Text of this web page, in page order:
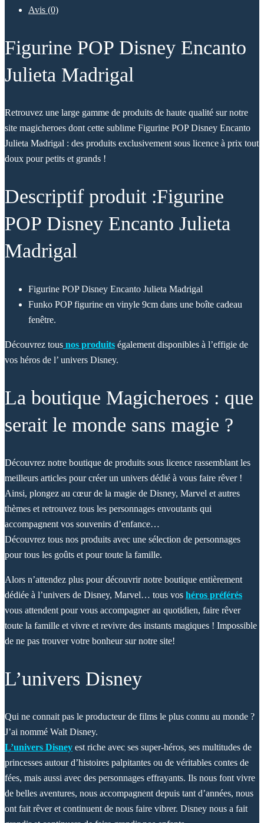
Avis (0)
Figurine POP Disney Encanto
Julieta Madrigal
Retrouvez une large gamme de produits de haute qualité sur notre
site magicheroes dont cette sublime Figurine POP Disney Encanto
Julieta Madrigal : des produits exclusivement sous licence à prix tout
doux pour petits et grands !
Descriptif produit :Figurine
POP Disney Encanto Julieta
Madrigal
Figurine POP Disney Encanto Julieta Madrigal
Funko POP figurine en vinyle 9cm dans une boîte cadeau
fenêtre.
Découvrez tous nos produits également disponibles à l’effigie de
vos héros de l’ univers Disney.
La boutique Magicheroes : que
serait le monde sans magie ?
Découvrez notre boutique de produits sous licence rassemblant les
meilleurs articles pour créer un univers dédié à vous faire rêver !
Ainsi, plongez au cœur de la magie de Disney, Marvel et autres
thèmes et retrouvez tous les personnages envoutants qui
accompagnent vos souvenirs d’enfance…
Découvrez tous nos produits avec une sélection de personnages
pour tous les goûts et pour toute la famille.
Alors n’attendez plus pour découvrir notre boutique entièrement
dédiée à l’univers de Disney, Marvel… tous vos héros préférés
vous attendent pour vous accompagner au quotidien, faire rêver
toute la famille et vivre et revivre des instants magiques ! Impossible
de ne pas trouver votre bonheur sur notre site!
L’univers Disney
Qui ne connait pas le producteur de films le plus connu au monde ?
J’ai nommé Walt Disney.
L’univers Disney est riche avec ses super-héros, ses multitudes de
princesses autour d’histoires palpitantes ou de véritables contes de
fées, mais aussi avec des personnages effrayants. Ils nous font vivre
de belles aventures, nous accompagnent depuis tant d’années, nous
ont fait rêver et continuent de nous faire vibrer. Disney nous a fait